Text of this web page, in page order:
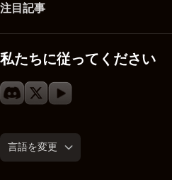
注目記事
私たちに従ってください
言語を変更